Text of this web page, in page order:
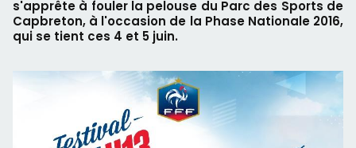
s'apprête à fouler la pelouse du Parc des Sports de
Capbreton, à l'occasion de la Phase Nationale 2016,
qui se tient ces 4 et 5 juin.